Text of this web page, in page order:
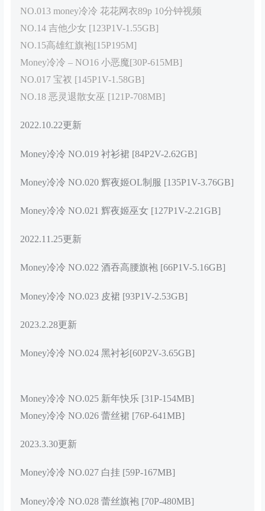
NO.013 money冷冷 花花网衣89p 10分钟视频
NO.14 吉他少女 [123P1V-1.55GB]
NO.15高雄红旗袍[15P195M]
Money冷冷 – NO16 小恶魔[30P-615MB]
NO.017 宝衩 [145P1V-1.58GB]
NO.18 恶灵退散女巫 [121P-708MB]
2022.10.22更新
Money冷冷 NO.019 衬衫裙 [84P2V-2.62GB]
Money冷冷 NO.020 辉夜姬OL制服 [135P1V-3.76GB]
Money冷冷 NO.021 辉夜姬巫女 [127P1V-2.21GB]
2022.11.25更新
Money冷冷 NO.022 酒吞高腰旗袍 [66P1V-5.16GB]
Money冷冷 NO.023 皮裙 [93P1V-2.53GB]
2023.2.28更新
Money冷冷 NO.024 黑衬衫[60P2V-3.65GB]
Money冷冷 NO.025 新年快乐 [31P-154MB]
Money冷冷 NO.026 蕾丝裙 [76P-641MB]
2023.3.30更新
Money冷冷 NO.027 白挂 [59P-167MB]
Money冷冷 NO.028 蕾丝旗袍 [70P-480MB]